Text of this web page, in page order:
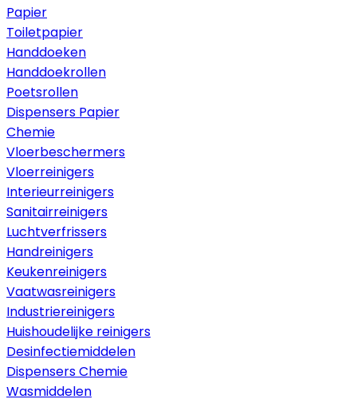
Papier
Toiletpapier
Handdoeken
Handdoekrollen
Poetsrollen
Dispensers Papier
Chemie
Vloerbeschermers
Vloerreinigers
Interieurreinigers
Sanitairreinigers
Luchtverfrissers
Handreinigers
Keukenreinigers
Vaatwasreinigers
Industriereinigers
Huishoudelijke reinigers
Desinfectiemiddelen
Dispensers Chemie
Wasmiddelen